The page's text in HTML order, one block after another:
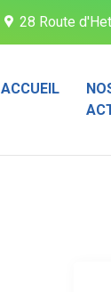
28 Route
ACCUEIL